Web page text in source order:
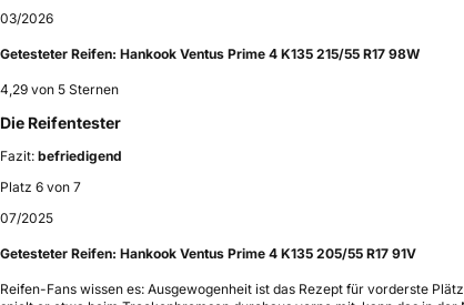
03/2026
Getesteter Reifen: Hankook Ventus Prime 4 K135 215/55 R17 98W
4,29 von 5 Sternen
Die Reifentester
Fazit: befriedigend
Platz 6 von 7
07/2025
Getesteter Reifen: Hankook Ventus Prime 4 K135 205/55 R17 91V
Reifen-Fans wissen es: Ausgewogenheit ist das Rezept für vorderste